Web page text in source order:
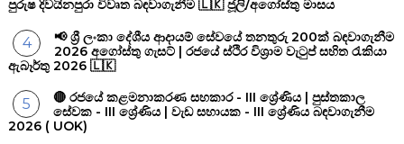
පුරුෂ දිවයිනපුරා විවෘත බඳවාගැනීම 🇱🇰 ජූලි/අගෝස්තු මාසය
📢 ශ්‍රී ලංකා දේශීය ආදායම් සේවයේ තනතුරු 200ක් බඳවාගැනීම
2026 අගෝස්තු ගැසට් | රජයේ ස්ථිර විශ්‍රාම වැටුප් සහිත රැකියා
ඇබෑර්තු 2026 🇱🇰
🔴 රජයේ කළමනාකරණ සහකාර - III ශ්‍රේණිය | පුස්තකාල
සේවක - III ශ්‍රේණිය | වැඩ සහායක - III ශ්‍රේණිය බඳවාගැනීම
2026 ( UOK)